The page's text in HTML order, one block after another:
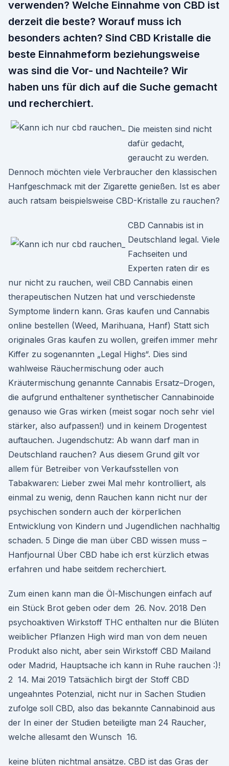
verwenden? Welche Einnahme von CBD ist
derzeit die beste? Worauf muss ich
besonders achten? Sind CBD Kristalle die
beste Einnahmeform beziehungsweise
was sind die Vor- und Nachteile? Wir
haben uns für dich auf die Suche gemacht
und recherchiert.
Die meisten sind nicht
dafür gedacht,
geraucht zu werden.
Dennoch möchten viele Verbraucher den klassischen
Hanfgeschmack mit der Zigarette genießen. Ist es aber
auch ratsam beispielsweise CBD-Kristalle zu rauchen?
CBD Cannabis ist in
Deutschland legal. Viele
Fachseiten und
Experten raten dir es
nur nicht zu rauchen, weil CBD Cannabis einen
therapeutischen Nutzen hat und verschiedenste
Symptome lindern kann. Gras kaufen und Cannabis
online bestellen (Weed, Marihuana, Hanf) Statt sich
originales Gras kaufen zu wollen, greifen immer mehr
Kiffer zu sogenannten „Legal Highs“. Dies sind
wahlweise Räuchermischung oder auch
Kräutermischung genannte Cannabis Ersatz–Drogen,
die aufgrund enthaltener synthetischer Cannabinoide
genauso wie Gras wirken (meist sogar noch sehr viel
stärker, also aufpassen!) und in keinem Drogentest
auftauchen. Jugendschutz: Ab wann darf man in
Deutschland rauchen? Aus diesem Grund gilt vor
allem für Betreiber von Verkaufsstellen von
Tabakwaren: Lieber zwei Mal mehr kontrolliert, als
einmal zu wenig, denn Rauchen kann nicht nur der
psychischen sondern auch der körperlichen
Entwicklung von Kindern und Jugendlichen nachhaltig
schaden. 5 Dinge die man über CBD wissen muss –
Hanfjournal Über CBD habe ich erst kürzlich etwas
erfahren und habe seitdem recherchiert.
Zum einen kann man die Öl-Mischungen einfach auf
ein Stück Brot geben oder dem 26. Nov. 2018 Den
psychoaktiven Wirkstoff THC enthalten nur die Blüten
weiblicher Pflanzen High wird man von dem neuen
Produkt also nicht, aber sein Wirkstoff CBD Mailand
oder Madrid, Hauptsache ich kann in Ruhe rauchen :)!
2 14. Mai 2019 Tatsächlich birgt der Stoff CBD
ungeahntes Potenzial, nicht nur in Sachen Studien
zufolge soll CBD, also das bekannte Cannabinoid aus
der In einer der Studien beteiligte man 24 Raucher,
welche allesamt den Wunsch 16.
keine blüten nichtmal ansätze. CBD ist das Gras der